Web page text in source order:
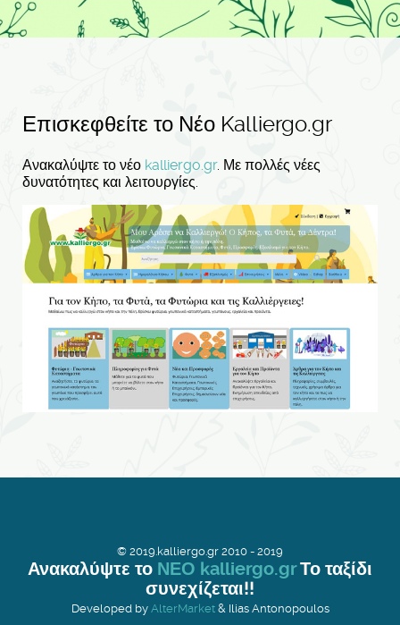
Επισκεφθείτε το Νέο Kalliergo.gr
Ανακαλύψτε το νέο kalliergo.gr. Με πολλές νέες
δυνατότητες και λειτουργίες.
© 2019.kalliergo.gr 2010 - 2019
Ανακαλύψτε το ΝΕΟ kalliergo.grΤο ταξίδι
συνεχίζεται!!
Developed by AlterMarket& Ilias Antonopoulos